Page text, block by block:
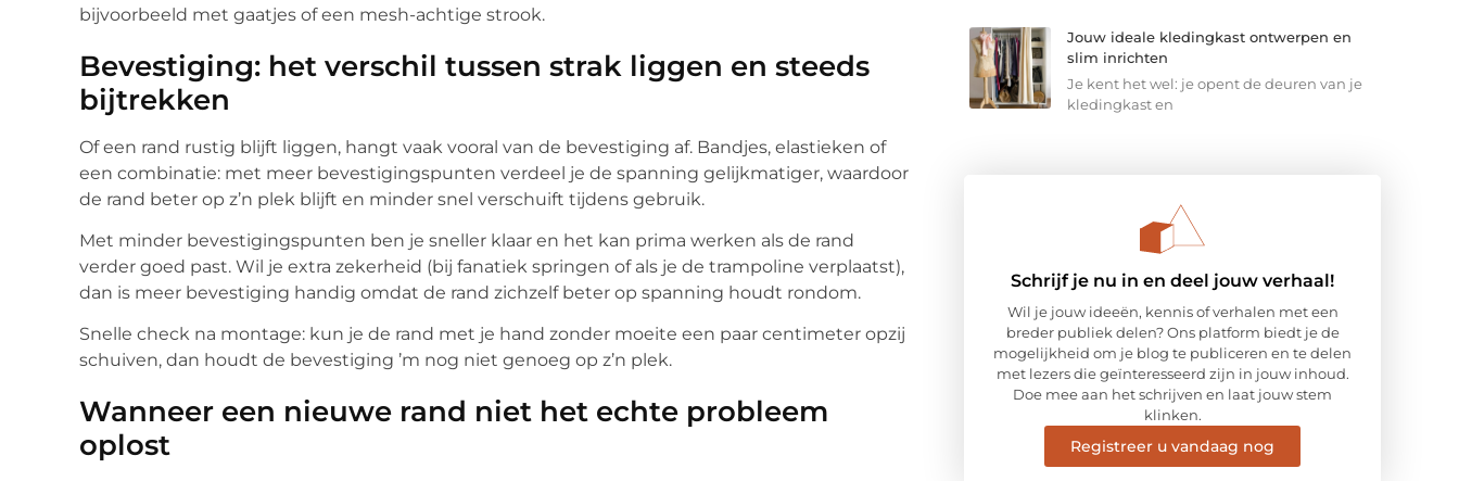
bijvoorbeeld met gaatjes of een mesh-achtige strook.
Bevestiging: het verschil tussen strak liggen en steeds
bijtrekken
Of een rand rustig blijft liggen, hangt vaak vooral van de bevestiging af. Bandjes, elastieken of
een combinatie: met meer bevestigingspunten verdeel je de spanning gelijkmatiger, waardoor
de rand beter op z’n plek blijft en minder snel verschuift tijdens gebruik.
Met minder bevestigingspunten ben je sneller klaar en het kan prima werken als de rand
verder goed past. Wil je extra zekerheid (bij fanatiek springen of als je de trampoline verplaatst),
dan is meer bevestiging handig omdat de rand zichzelf beter op spanning houdt rondom.
Snelle check na montage: kun je de rand met je hand zonder moeite een paar centimeter opzij
schuiven, dan houdt de bevestiging ’m nog niet genoeg op z’n plek.
Wanneer een nieuwe rand niet het echte probleem
oplost
Jouw ideale kledingkast ontwerpen en
slim inrichten
Je kent het wel: je opent de deuren van je
kledingkast en
Schrijf je nu in en deel jouw verhaal!
Wil je jouw ideeën, kennis of verhalen met een
breder publiek delen? Ons platform biedt je de
mogelijkheid om je blog te publiceren en te delen
met lezers die geïnteresseerd zijn in jouw inhoud.
Doe mee aan het schrijven en laat jouw stem
klinken.
Registreer u vandaag nog